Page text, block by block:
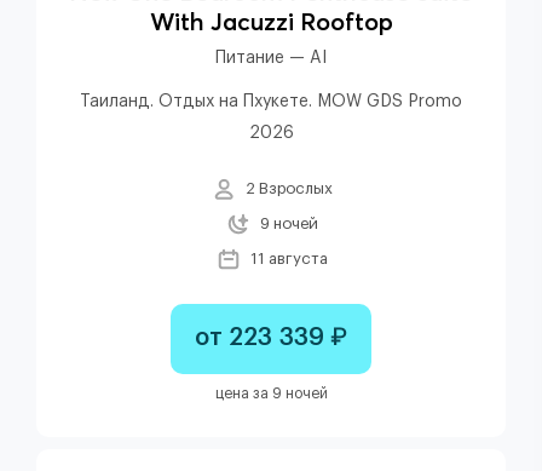
With Jacuzzi Rooftop
Питание — AI
Таиланд. Отдых на Пхукете. MOW GDS Promo
2026
2 Взрослых
9 ночей
11 августа
от 223 339 ₽
цена за 9 ночей